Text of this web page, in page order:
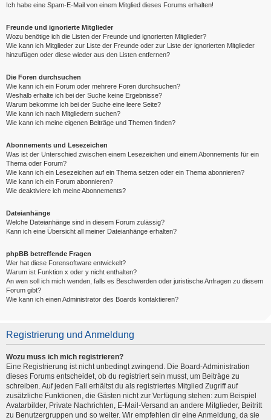
Ich habe eine Spam-E-Mail von einem Mitglied dieses Forums erhalten!
Freunde und ignorierte Mitglieder
Wozu benötige ich die Listen der Freunde und ignorierten Mitglieder?
Wie kann ich Mitglieder zur Liste der Freunde oder zur Liste der ignorierten Mitglieder
hinzufügen oder diese wieder aus den Listen entfernen?
Die Foren durchsuchen
Wie kann ich ein Forum oder mehrere Foren durchsuchen?
Weshalb erhalte ich bei der Suche keine Ergebnisse?
Warum bekomme ich bei der Suche eine leere Seite?
Wie kann ich nach Mitgliedern suchen?
Wie kann ich meine eigenen Beiträge und Themen finden?
Abonnements und Lesezeichen
Was ist der Unterschied zwischen einem Lesezeichen und einem Abonnements für ein
Thema oder Forum?
Wie kann ich ein Lesezeichen auf ein Thema setzen oder ein Thema abonnieren?
Wie kann ich ein Forum abonnieren?
Wie deaktiviere ich meine Abonnements?
Dateianhänge
Welche Dateianhänge sind in diesem Forum zulässig?
Kann ich eine Übersicht all meiner Dateianhänge erhalten?
phpBB betreffende Fragen
Wer hat diese Forensoftware entwickelt?
Warum ist Funktion x oder y nicht enthalten?
An wen soll ich mich wenden, falls es Beschwerden oder juristische Anfragen zu diesem
Forum gibt?
Wie kann ich einen Administrator des Boards kontaktieren?
Registrierung und Anmeldung
Wozu muss ich mich registrieren?
Eine Registrierung ist nicht unbedingt zwingend. Die Board-Administration
dieses Forums entscheidet, ob du registriert sein musst, um Beiträge zu
schreiben. Auf jeden Fall erhältst du als registriertes Mitglied Zugriff auf
zusätzliche Funktionen, die Gästen nicht zur Verfügung stehen: zum Beispiel
Avatarbilder, Private Nachrichten, E-Mail-Versand an andere Mitglieder, Beitritt
zu Benutzergruppen und so weiter. Wir empfehlen dir eine Anmeldung, da sie